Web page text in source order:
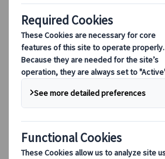
Sesongbaserte reisetips
Høydepunkter fra destinasjonen
Kulturell innsikt
Kulinariske eventyr
Utforsk Japan med tog
Ofte stilte spørsmål
Viktig informasjon
Etikette i Japan
Kjøring i Japan
Booking hos oss
Japan Rail Pass
Overnatting
Online reiseråd
Japanspecialist